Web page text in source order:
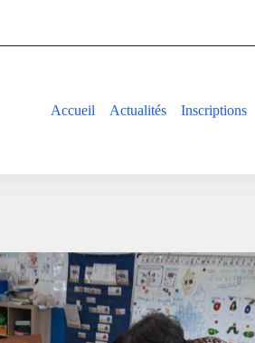
Accueil Actualités Inscriptions